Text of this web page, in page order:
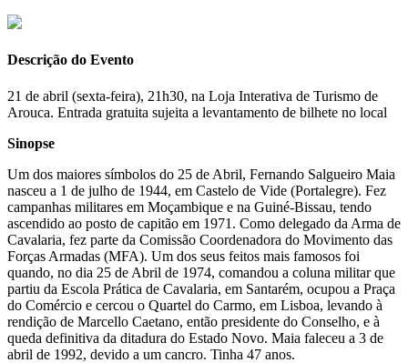
Descrição do Evento
21 de abril (sexta-feira), 21h30, na Loja Interativa de Turismo de
Arouca. Entrada gratuita sujeita a levantamento de bilhete no local
Sinopse
Um dos maiores símbolos do 25 de Abril, Fernando Salgueiro Maia
nasceu a 1 de julho de 1944, em Castelo de Vide (Portalegre). Fez
campanhas militares em Moçambique e na Guiné-Bissau, tendo
ascendido ao posto de capitão em 1971. Como delegado da Arma de
Cavalaria, fez parte da Comissão Coordenadora do Movimento das
Forças Armadas (MFA). Um dos seus feitos mais famosos foi
quando, no dia 25 de Abril de 1974, comandou a coluna militar que
partiu da Escola Prática de Cavalaria, em Santarém, ocupou a Praça
do Comércio e cercou o Quartel do Carmo, em Lisboa, levando à
rendição de Marcello Caetano, então presidente do Conselho, e à
queda definitiva da ditadura do Estado Novo. Maia faleceu a 3 de
abril de 1992, devido a um cancro. Tinha 47 anos.